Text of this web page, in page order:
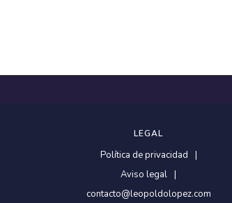
LEGAL
Política de privacidad
Aviso legal
contacto@leopoldolopez.com